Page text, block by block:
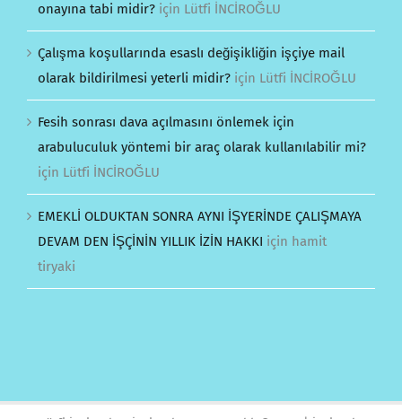
onayına tabi midir? için Lütfi İNCİROĞLU
Çalışma koşullarında esaslı değişikliğin işçiye mail
olarak bildirilmesi yeterli midir? için Lütfi İNCİROĞLU
Fesih sonrası dava açılmasını önlemek için
arabuluculuk yöntemi bir araç olarak kullanılabilir mi?
için Lütfi İNCİROĞLU
EMEKLİ OLDUKTAN SONRA AYNI İŞYERİNDE ÇALIŞMAYA
DEVAM DEN İŞÇİNİN YILLIK İZİN HAKKI için hamit
tiryaki